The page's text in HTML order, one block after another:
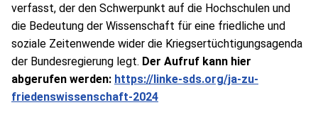
verfasst, der den Schwerpunkt auf die Hochschulen und
die Bedeutung der Wissenschaft für eine friedliche und
soziale Zeitenwende wider die Kriegsertüchtigungsagenda
der Bundesregierung legt. Der Aufruf kann hier
abgerufen werden: https://linke-sds.org/ja-zu-
friedenswissenschaft-2024